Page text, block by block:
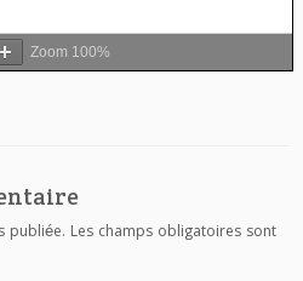
Zoom 100%
publiée. Les champs obligatoires sont